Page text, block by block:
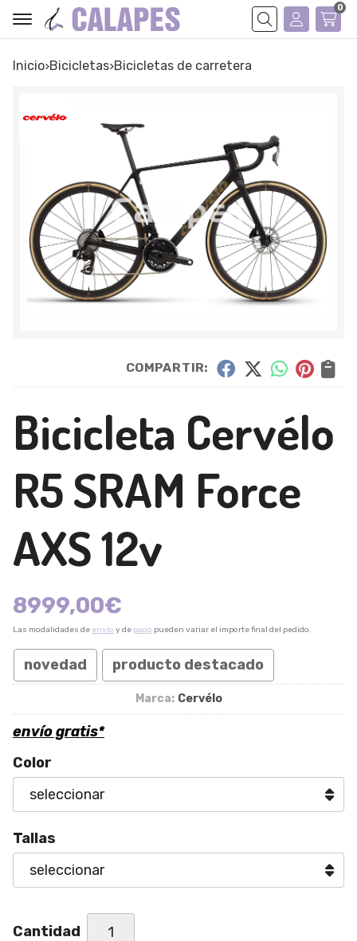
Buscar
0
Inicio bicicletas bicicletas de carretera
COMPARTIR:
Bicicleta Cervélo
R5 SRAM Force
AXS 12v
8999,00€
Las modalidades de envío y de pago pueden variar el importe final del pedido.
novedad producto destacado
Marca: Cervélo
envío gratis*
Color
Tallas
Cantidad